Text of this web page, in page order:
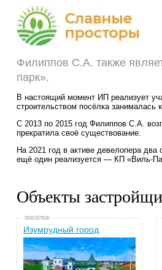
Филиппов С.А. также
парк».
В настоящий момент ИП реализует
строительством посёлка занималась
С 2013 по 2015 год Филиппов С.А.
прекратила своё существование.
На 2021 год в активе девелопера
ещё один реализуется — КП «Виль-
Объекты
посёлок
Изумрудный город